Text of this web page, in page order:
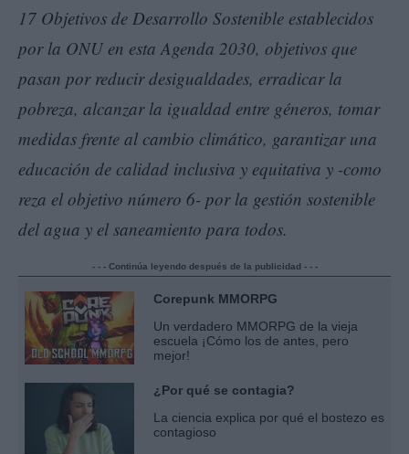
17 Objetivos de Desarrollo Sostenible establecidos
por la ONU en esta Agenda 2030, objetivos que
pasan por reducir desigualdades, erradicar la
pobreza, alcanzar la igualdad entre géneros, tomar
medidas frente al cambio climático, garantizar una
educación de calidad inclusiva y equitativa y -como
reza el objetivo número 6- por la gestión sostenible
del agua y el saneamiento para todos.
- - - Continúa leyendo después de la publicidad - - -
Corepunk MMORPG
Un verdadero MMORPG de la vieja
escuela ¡Cómo los de antes, pero
mejor!
¿Por qué se contagia?
La ciencia explica por qué el bostezo es
contagioso